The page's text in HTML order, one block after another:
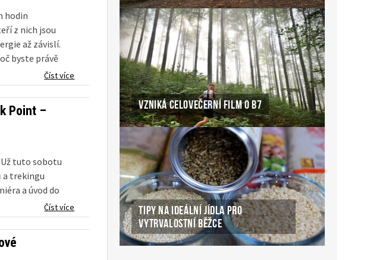
hodin
z nich jsou
až závislí.
byste právě
Číst více
Point –
tuto sobotu
a trekingu
a úvod do
prostředí
Číst více
VZNIKÁ CELOVEČERNÍ FILM O B7
TIPY NA IDEÁLNÍ JÍDLA PRO
VYTRVALOSTNÍ BĚŽCE